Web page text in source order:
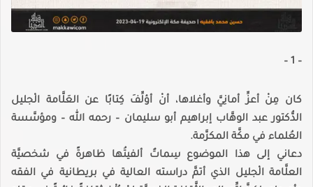
– 1 –
كان مِنْ أعزِّ أمانِيَّ وأغلاها، أنْ أؤلِّفَ كِتابًا عن العَلَّامة الْجليل
الدُّكتور عبد الوهَّاب إبراهيم أبو سليمان – رحمه الله – ومؤسَّسة
العُلماء في مكَّة المكرَّمة.
دعاني إلى هذا الموضوع سِماتٌ ألفيتُها ظاهرةً في شخصيَّة
العلَّامة الْجليل الذي أتمَّ دراسته العالية في بريطانية في الفقه